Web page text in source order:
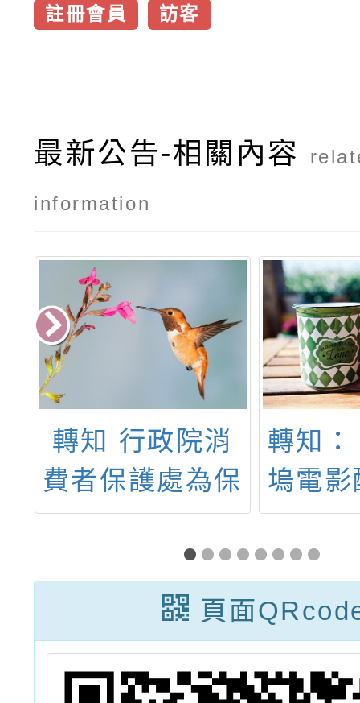
註冊會員 訪客
最新公告-相關內容
information
轉知：「《好萊
塢電影配樂》交
響音樂會」
函轉
國團
園國
115年
動
頁面